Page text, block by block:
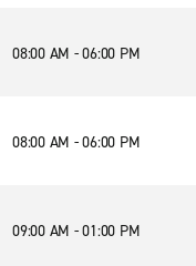
08:00 AM - 06:00 PM
08:00 AM - 06:00 PM
09:00 AM - 01:00 PM